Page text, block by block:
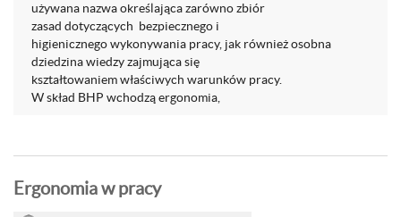
używana nazwa określająca zarówno zbiór
zasad dotyczących bezpiecznego i
higienicznego wykonywania pracy, jak również osobna
dziedzina wiedzy zajmująca się
kształtowaniem właściwych warunków pracy.
W skład BHP wchodzą ergonomia,
Ergonomia w pracy